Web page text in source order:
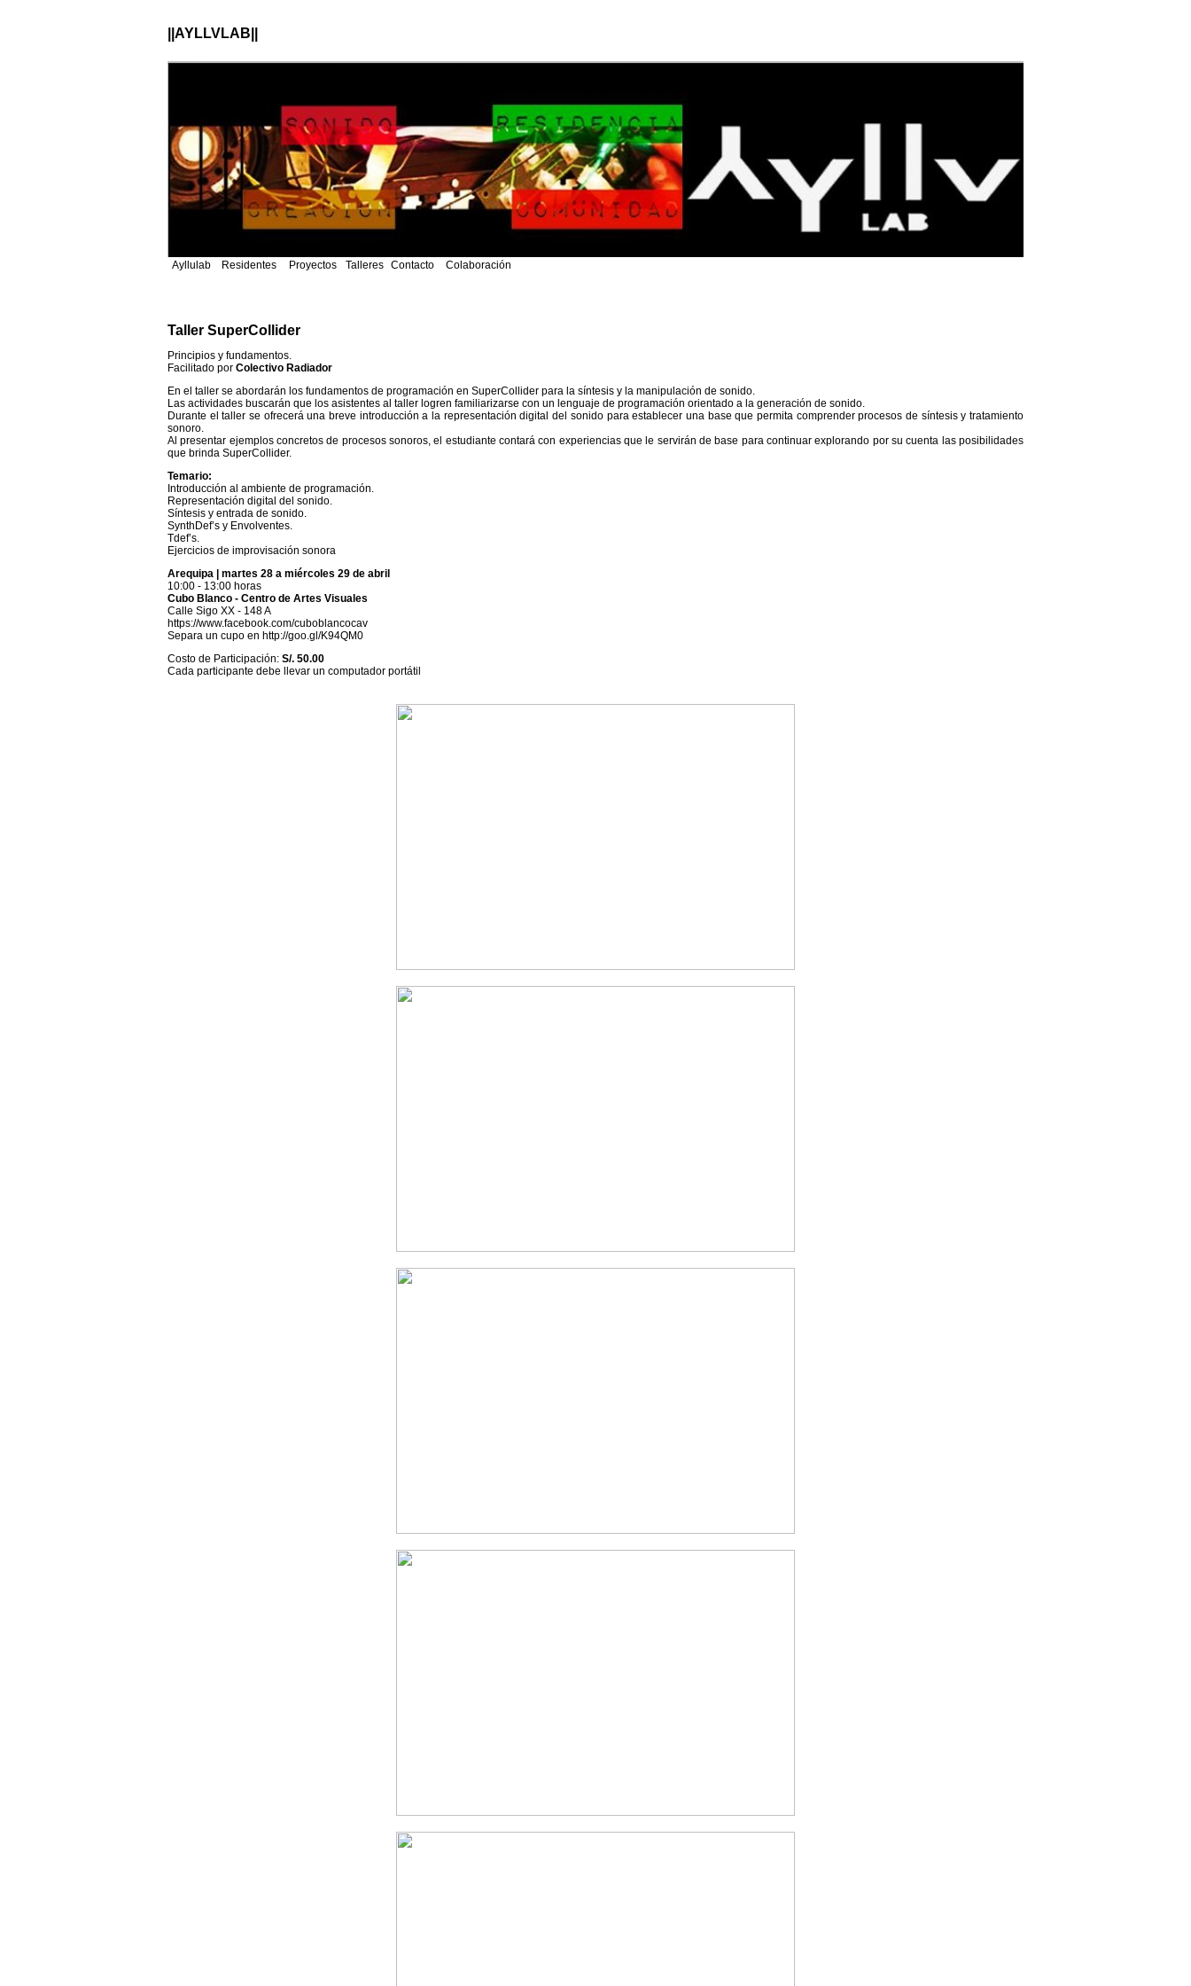
||AYLLVLAB||
Ayllulab Residentes Proyectos Talleres Contacto Colaboración
Taller SuperCollider
Principios y fundamentos.
Facilitado por Colectivo Radiador
En el taller se abordarán los fundamentos de programación en SuperCollider para la síntesis y la manipulación de sonido.
Las actividades buscarán que los asistentes al taller logren familiarizarse con un lenguaje de programación orientado a la generación de sonido.
Durante el taller se ofrecerá una breve introducción a la representación digital del sonido para establecer una base que permita comprender procesos de síntesis y tratamiento
sonoro.
Al presentar ejemplos concretos de procesos sonoros, el estudiante contará con experiencias que le servirán de base para continuar explorando por su cuenta las posibilidades
que brinda SuperCollider.
Temario:
Introducción al ambiente de programación.
Representación digital del sonido.
Síntesis y entrada de sonido.
SynthDef’s y Envolventes.
Tdef’s.
Ejercicios de improvisación sonora
Arequipa | martes 28 a miércoles 29 de abril
10:00 - 13:00 horas
Cubo Blanco - Centro de Artes Visuales
Calle Sigo XX - 148 A
https://www.facebook.com/cuboblancocav
Separa un cupo en http://goo.gl/K94QM0
Costo de Participación: S/. 50.00
Cada participante debe llevar un computador portátil